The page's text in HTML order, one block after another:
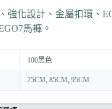
強化設計、金屬扣環、
馬褲。
100黑色
75CM, 85CM, 95CM